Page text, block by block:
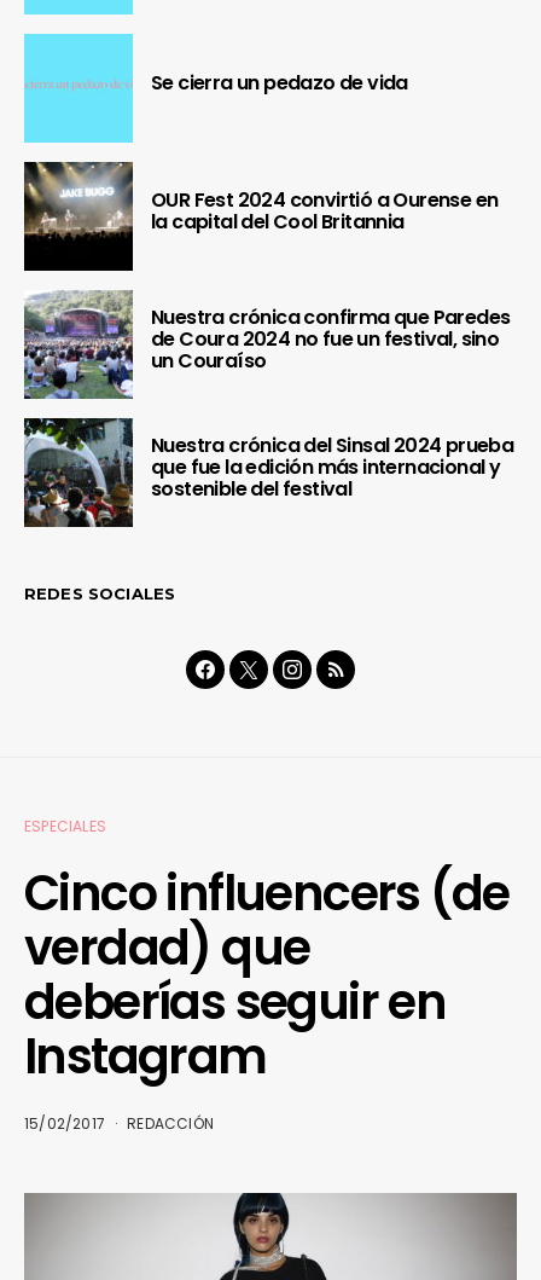
Se cierra un pedazo de vida
OUR Fest 2024 convirtió a Ourense en
la capital del Cool Britannia
Nuestra crónica confirma que Paredes
de Coura 2024 no fue un festival, sino
un Couraíso
Nuestra crónica del Sinsal 2024 prueba
que fue la edición más internacional y
sostenible del festival
REDES SOCIALES
ESPECIALES
Cinco influencers (de
verdad) que
deberías seguir en
Instagram
15/02/2017 REDACCIÓN